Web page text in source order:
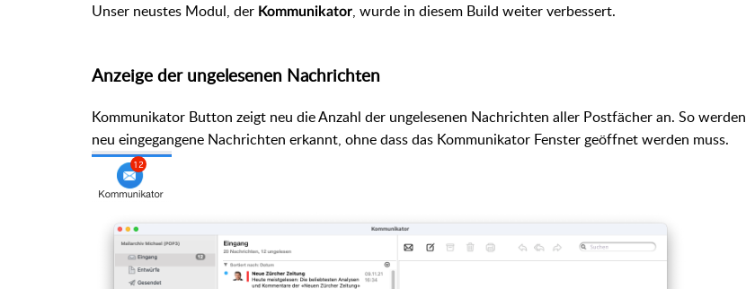
Unser neustes Modul, der Kommunikator, wurde in diesem Build weiter verbessert.
Anzeige der ungelesenen Nachrichten
Kommunikator Button zeigt neu die Anzahl der ungelesenen Nachrichten aller Postfächer an. So werden
neu eingegangene Nachrichten erkannt, ohne dass das Kommunikator Fenster geöffnet werden muss.